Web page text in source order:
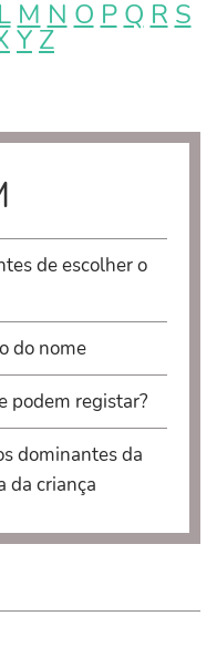
L M N O P Q R S
YZ
de escolher o
do nome
podem registar?
dominantes da
da criança